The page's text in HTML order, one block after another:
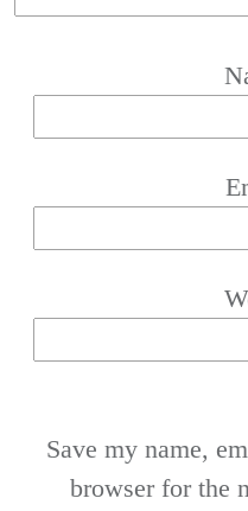
Save my name,
browser for the